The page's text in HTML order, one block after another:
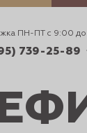
ПН-ПТ с 9:00 до
739-25-89
(495) 739-62-